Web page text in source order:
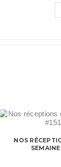
NOS
SEMAINE